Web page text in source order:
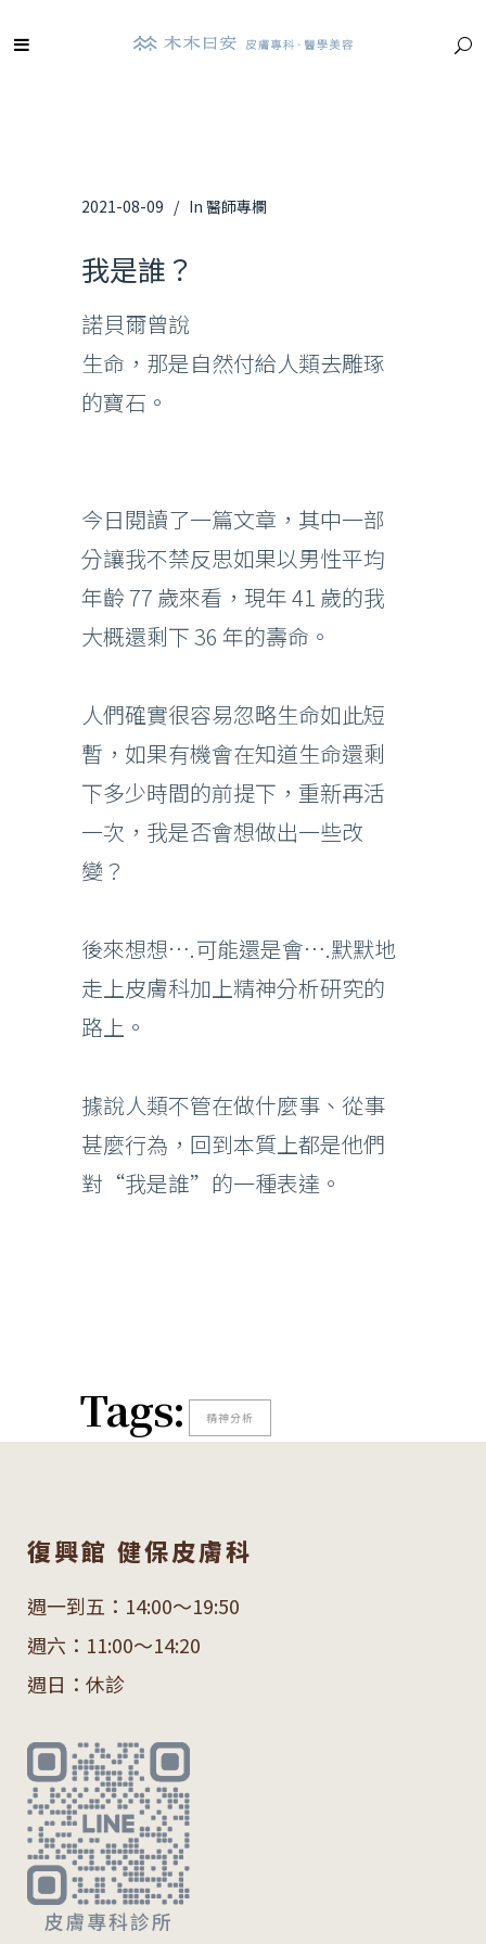
2021-08-09 In 醫師專欄
我是誰？
諾貝爾曾說
生命，那是自然付給人類去雕琢
的寶石。
今日閱讀了一篇文章，其中一部
分讓我不禁反思如果以男性平均
年齡 77 歲來看，現年 41 歲的我
大概還剩下 36 年的壽命。
人們確實很容易忽略生命如此短
暫，如果有機會在知道生命還剩
下多少時間的前提下，重新再活
一次，我是否會想做出一些改
變？
後來想想….可能還是會….默默地
走上皮膚科加上精神分析研究的
路上。
據說人類不管在做什麼事、從事
甚麼行為，回到本質上都是他們
對“我是誰”的一種表達。
Tags: 精神分析
復興館 健保皮膚科
週一到五：14:00～19:50
週六：11:00～14:20
週日：休診